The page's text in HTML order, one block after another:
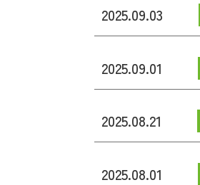
2025.09.03
2025.09.01
2025.08.21
2025.08.01